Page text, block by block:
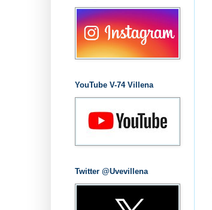
YouTube V-74 Villena
Twitter @Uvevillena